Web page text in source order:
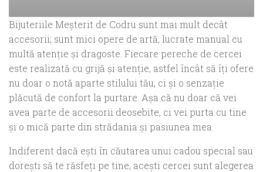
Bijuteriile Meșterit de Codru sunt mai mult decât
accesorii; sunt mici opere de artă, lucrate manual cu
multă atenție și dragoste. Fiecare pereche de cercei
este realizată cu grijă și atenție, astfel încât să îți ofere
nu doar o notă aparte stilului tău, ci și o senzație
plăcută de confort la purtare. Așa că nu doar că vei
avea parte de accesorii deosebite, ci vei purta cu tine
și o mică parte din strădania și pasiunea mea.
Indiferent dacă ești în căutarea unui cadou special sau
dorești să te răsfeți pe tine, acești cercei sunt alegerea